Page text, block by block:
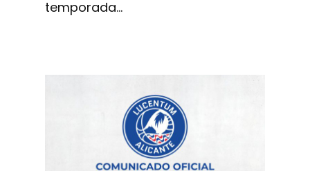
temporada…